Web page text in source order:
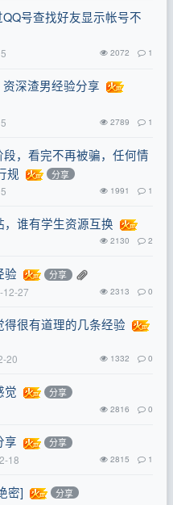
QQ号查找好友显示帐号不
2072 1
深渣男经验分享
2789 1
段，看完不再被骗，任何情
规
分享
1991 1
谁有学生资源互换
2130 2
验 分享
12-27 2313 0
得很有道理的几条经验
20 1332 0
觉 分享
2816 0
享 分享
18 2815 1
密] 分享